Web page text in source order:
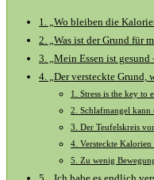
1. „Wo bleiben die
2. „Was ist der Grund für
3. „Mein Essen ist
4. „Der versteckte Grund,
1. Stress is the key to
2. Schlafmangel kann
3. Der Teufelskreis
4. Versteckte
5. Zu wenig